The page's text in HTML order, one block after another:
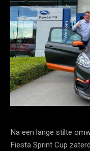
Na een lange stilte
Fiesta Sprint Cup